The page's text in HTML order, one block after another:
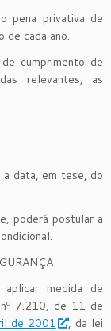
pena privativa de
de cada ano.
cumprimento de
relevantes, as
a data, em tese, do
poderá postular a
medida de
7.210, de 11 de
de 2001 , da lei